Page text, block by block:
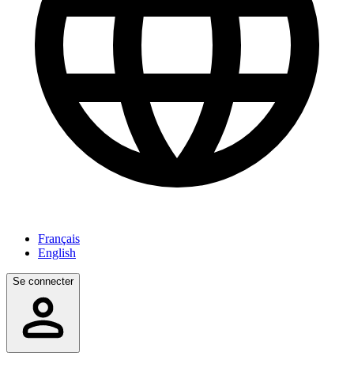
Français
English
Se connecter